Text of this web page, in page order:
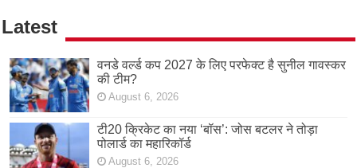
Latest
वनडे वर्ल्ड कप 2027 के लिए परफेक्ट है सुनील गावस्कर
की टीम?
August 6, 2026
टी20 क्रिकेट का नया ‘बॉस’: जोस बटलर ने तोड़ा
पोलार्ड का महारिकॉर्ड
August 6, 2026